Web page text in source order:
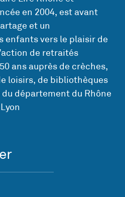
en 2004, est avant
et un
enfants vers le plaisir de
de retraités
ans auprès de crèches,
loisirs, de bibliothèques
département du Rhône